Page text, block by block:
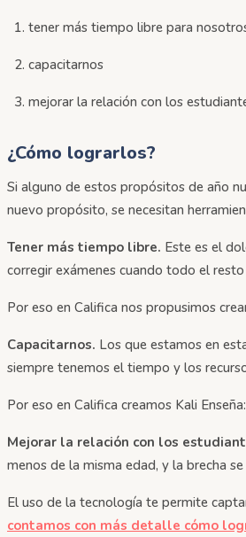
tener más tiempo libre para
capacitarnos
mejorar la relación con los
¿Cómo lograrlos?
Si alguno de estos propósitos de año
nuevo propósito, se necesitan
Tener más tiempo libre. Este es el
corregir exámenes cuando todo el
Por eso en Califica nos propusimos
Capacitarnos. Los que estamos en
siempre tenemos el tiempo y los
Por eso en Califica creamos Kali
Mejorar la relación con los
menos de la misma edad, y la brecha
El uso de la tecnología te permite
contamos con más detalle cómo